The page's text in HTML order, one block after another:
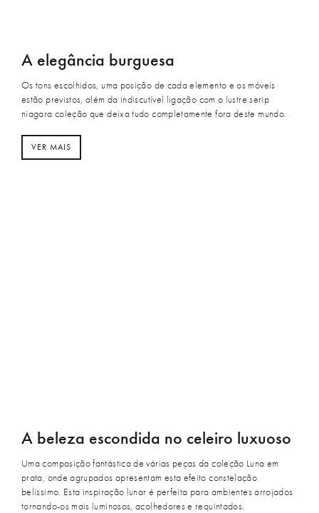
A elegância burguesa
Os tons escolhidos, uma posição de cada elemento e os móveis
estão previstos, além da indiscutível ligação com o lustre serip
niagara coleção que deixa tudo completamente fora deste mundo.⁣
VER MAIS
A beleza escondida no celeiro luxuoso
Uma composição fantástica de várias peças da coleção Luna em
prata, onde agrupados apresentam esta efeito constelação
belíssimo. Esta inspiração lunar é perfeita para ambientes arrojados
tornando-os mais luminosos, acolhedores e requintados.